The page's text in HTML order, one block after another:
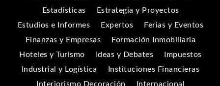
Estadísticas
Estrategia y Proyectos
Estudios e Informes
Expertos
Ferias y Eventos
Finanzas y Empresas
Formación Inmobiliaria
Hoteles y Turismo
Ideas y Debates
Impuestos
Industrial y Logística
Instituciones Financieras
Interiorismo Decoración
Internacional